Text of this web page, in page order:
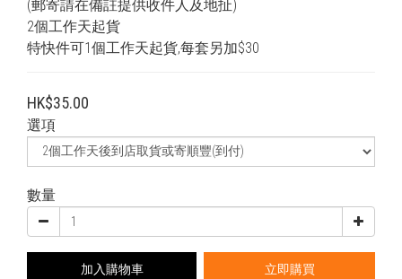
(郵寄請在備註提供收件人及地扯)
2個工作天起貨
特快件可1個工作天起貨,每套另加$30
HK$35.00
選項
數量
加入購物車 立即購買